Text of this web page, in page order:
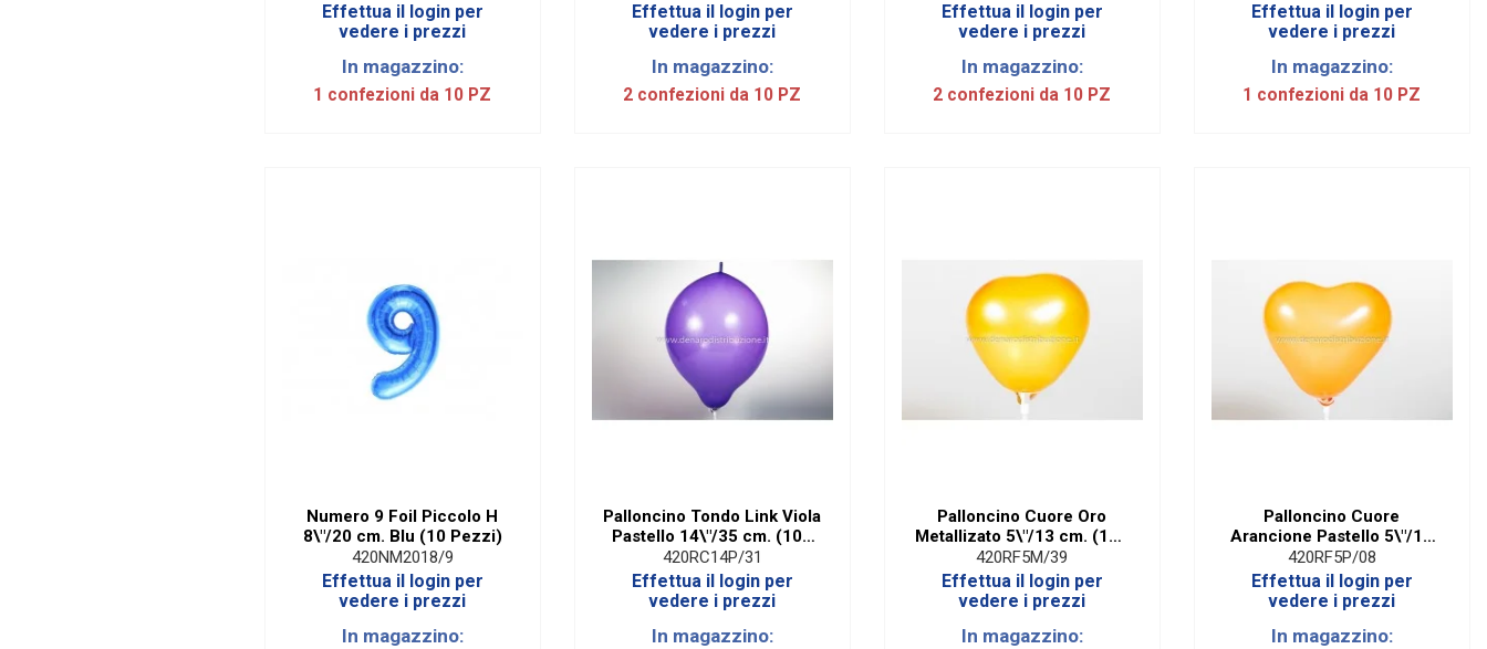
Effettua il login per
vedere i prezzi
In magazzino:
1 confezioni da 10 PZ
Effettua il login per
vedere i prezzi
In magazzino:
2 confezioni da 10 PZ
Effettua il login per
vedere i prezzi
In magazzino:
2 confezioni da 10 PZ
Effettua il login per
vedere i prezzi
In magazzino:
1 confezioni da 10 PZ
Numero 9 Foil Piccolo H
8\"/20 cm. Blu (10 Pezzi)
420NM2018/9
Effettua il login per
vedere i prezzi
In magazzino:
Palloncino Tondo Link Viola
Pastello 14\"/35 cm. (100
Pezzi)
420RC14P/31
Effettua il login per
vedere i prezzi
In magazzino:
Palloncino Cuore Oro
Metallizato 5\"/13 cm. (100
Pezzi)
420RF5M/39
Effettua il login per
vedere i prezzi
In magazzino:
Palloncino Cuore
Arancione Pastello 5\"/13
cm. (100 Pezzi)
420RF5P/08
Effettua il login per
vedere i prezzi
In magazzino: